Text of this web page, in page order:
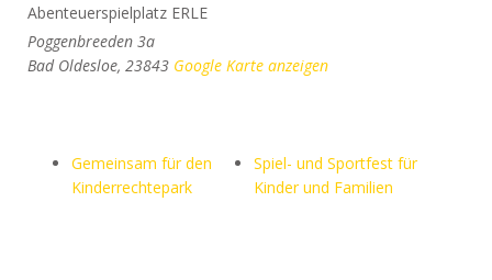
Abenteuerspielplatz ERLE
Poggenbreeden 3a
Bad Oldesloe, 23843 Google Karte anzeigen
Gemeinsam für den
Kinderrechtepark
Spiel- und Sportfest für
Kinder und Familien